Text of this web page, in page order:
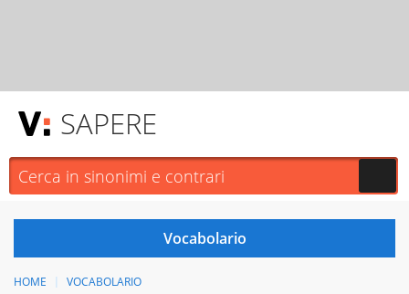
SAPERE
HOME VOCABOLARIO